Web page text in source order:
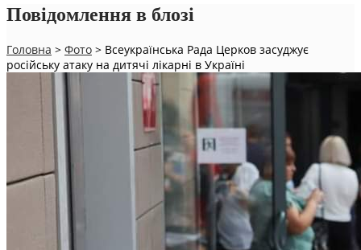
Повідомлення в блозі
Головна > Фото > Всеукраїнська Рада Церков засуджує
російську атаку на дитячі лікарні в Україні